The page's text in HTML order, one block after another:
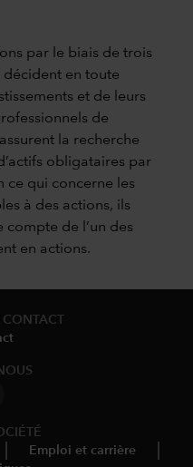
par le biais de trois
décident en toute
et de leurs
de
la recherche
obligataires par
ce qui concerne les
à des actions, ils
de l’un des
en actions.
Emploi et carrière